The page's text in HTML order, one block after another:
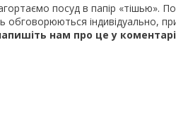
посуд в папір «тішью».
обговорюються індивідуально,
нам про це у